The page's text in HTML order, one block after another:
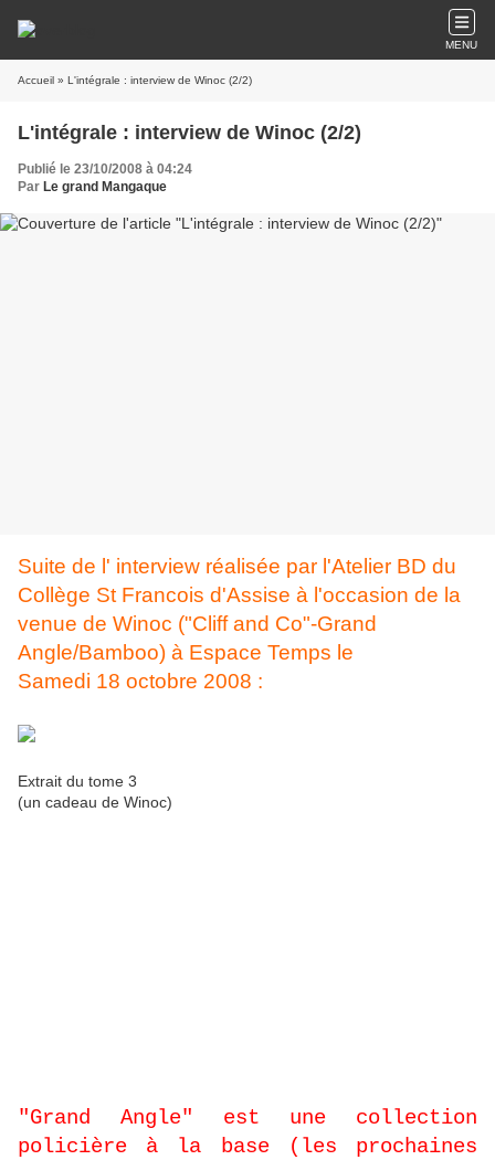
MENU
Accueil » L'intégrale : interview de Winoc (2/2)
L'intégrale : interview de Winoc (2/2)
Publié le 23/10/2008 à 04:24
Par Le grand Mangaque
Suite de l' interview réalisée par l'Atelier BD du
Collège St Francois d'Assise à l'occasion de la
venue de Winoc ("Cliff and Co"-Grand
Angle/Bamboo) à Espace Temps le
Samedi 18 octobre 2008 :
Extrait du tome 3
(un cadeau de Winoc)
"Grand Angle" est une collection
policière à la base (les prochaines